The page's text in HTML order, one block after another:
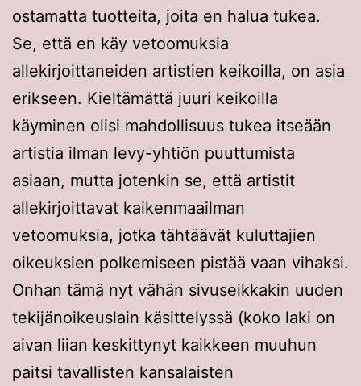
ostamatta tuotteita, joita en halua tukea.
Se, että en käy vetoomuksia
allekirjoittaneiden artistien keikoilla, on asia
erikseen. Kieltämättä juuri keikoilla
käyminen olisi mahdollisuus tukea itseään
artistia ilman levy-yhtiön puuttumista
asiaan, mutta jotenkin se, että artistit
allekirjoittavat kaikenmaailman
vetoomuksia, jotka tähtäävät kuluttajien
oikeuksien polkemiseen pistää vaan vihaksi.
Onhan tämä nyt vähän sivuseikkakin uuden
tekijänoikeuslain käsittelyssä (koko laki on
aivan liian keskittynyt kaikkeen muuhun
paitsi tavallisten kansalaisten